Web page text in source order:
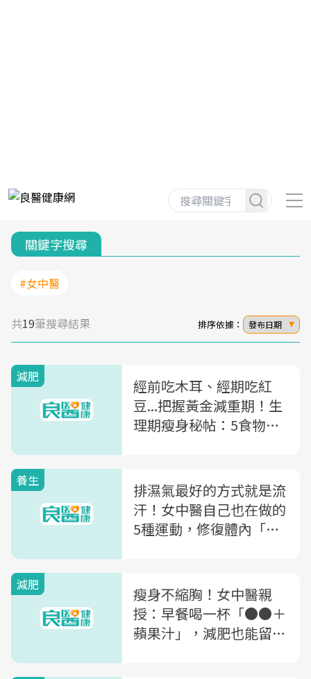
關鍵字搜尋
#女中醫
共19筆搜尋結果 排序依據： 發布日期
減肥
經前吃木耳、經期吃紅
豆...把握黃金減重期！生
理期瘦身秘帖：5食物養
養生
排濕氣最好的方式就是流
汗！女中醫自己也在做的
5種運動，修復體內「除
減肥
瘦身不縮胸！女中醫親
授：早餐喝一杯「●●＋
蘋果汁」，減肥也能留住